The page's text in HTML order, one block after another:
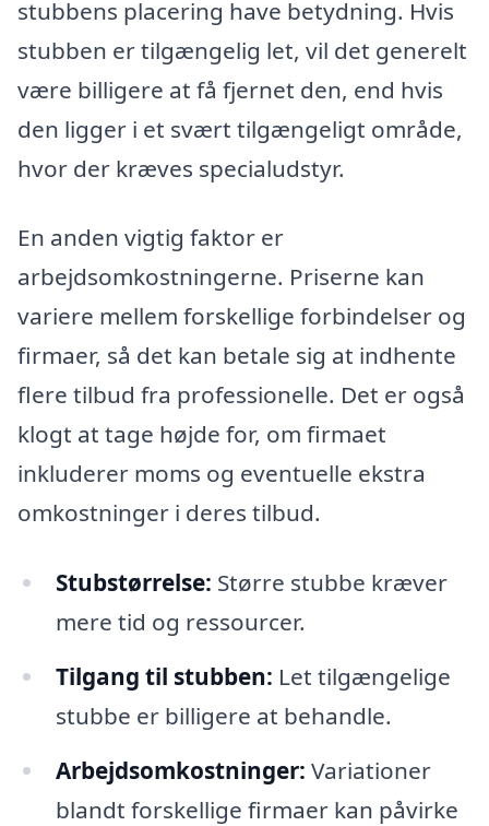
stubbens placering have betydning. Hvis
stubben er tilgængelig let, vil det generelt
være billigere at få fjernet den, end hvis
den ligger i et svært tilgængeligt område,
hvor der kræves specialudstyr.
En anden vigtig faktor er
arbejdsomkostningerne. Priserne kan
variere mellem forskellige forbindelser og
firmaer, så det kan betale sig at indhente
flere tilbud fra professionelle. Det er også
klogt at tage højde for, om firmaet
inkluderer moms og eventuelle ekstra
omkostninger i deres tilbud.
Stubstørrelse: Større stubbe kræver
mere tid og ressourcer.
Tilgang til stubben: Let tilgængelige
stubbe er billigere at behandle.
Arbejdsomkostninger: Variationer
blandt forskellige firmaer kan påvirke